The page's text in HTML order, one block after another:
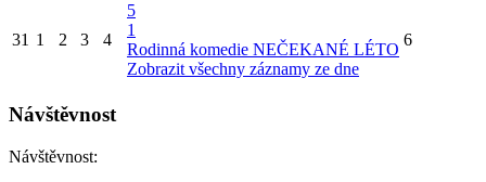
31 1 2 3 4
5
1
Rodinná komedie NEČEKANÉ LÉTO
Zobrazit všechny záznamy ze dne
6
Návštěvnost
Návštěvnost: